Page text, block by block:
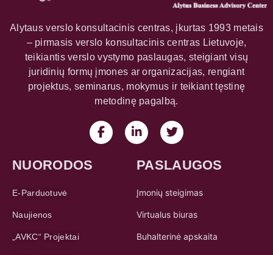
juridinių formų įmones ar organizacijas, rengiant
metodinę pagalbą.
„AVKC“ Projektai
Mūsų komanda
Bendradarbiaujanys Lektoriai-
PASLAUGOS
Įmonių steigimas
Buhalterinė apskaita
Įmonės brando kūrimas
Projektų rengimas ir